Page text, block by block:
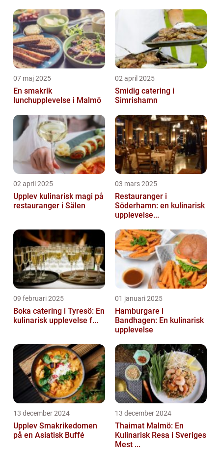
07 maj 2025
En smakrik
lunchupplevelse i Malmö
02 april 2025
Smidig catering i
Simrishamn
02 april 2025
Upplev kulinarisk magi på
restauranger i Sälen
03 mars 2025
Restauranger i
Söderhamn: en kulinarisk
upplevelse...
09 februari 2025
Boka catering i Tyresö: En
kulinarisk upplevelse f...
01 januari 2025
Hamburgare i
Bandhagen: En kulinarisk
upplevelse
13 december 2024
Upplev Smakrikedomen
på en Asiatisk Buffé
13 december 2024
Thaimat Malmö: En
Kulinarisk Resa i Sveriges
Mest ...